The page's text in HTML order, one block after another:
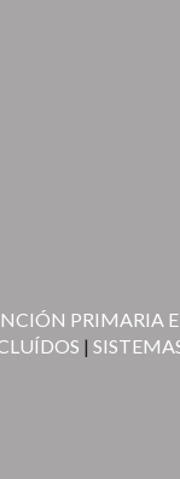
PRIMARIA
|